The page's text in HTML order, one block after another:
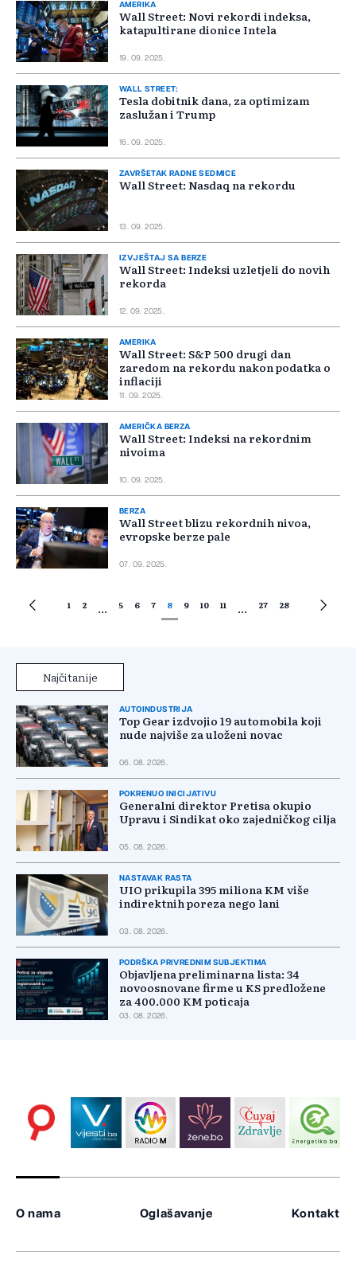
AMERIKA
Wall Street: Novi rekordi indeksa,
katapultirane dionice Intela
19. 09. 2025.
WALL STREET:
Tesla dobitnik dana, za optimizam
zaslužan i Trump
16. 09. 2025.
ZAVRŠETAK RADNE SEDMICE
Wall Street: Nasdaq na rekordu
13. 09. 2025.
IZVJEŠTAJ SA BERZE
Wall Street: Indeksi uzletjeli do novih
rekorda
12. 09. 2025.
AMERIKA
Wall Street: S&P 500 drugi dan
zaredom na rekordu nakon podatka o
inflaciji
11. 09. 2025.
AMERIČKA BERZA
Wall Street: Indeksi na rekordnim
nivoima
10. 09. 2025.
BERZA
Wall Street blizu rekordnih nivoa,
evropske berze pale
07. 09. 2025.
1 2 ... 5 6 7 8 9 10 11 ... 27 28
Najčitanije
AUTOINDUSTRIJA
Top Gear izdvojio 19 automobila koji
nude najviše za uloženi novac
06. 08. 2026.
POKRENUO INICIJATIVU
Generalni direktor Pretisa okupio
Upravu i Sindikat oko zajedničkog cilja
05. 08. 2026.
NASTAVAK RASTA
UIO prikupila 395 miliona KM više
indirektnih poreza nego lani
03. 08. 2026.
PODRŠKA PRIVREDNIM SUBJEKTIMA
Objavljena preliminarna lista: 34
novoosnovane firme u KS predložene
za 400.000 KM poticaja
03. 08. 2026.
O nama Oglašavanje Kontakt